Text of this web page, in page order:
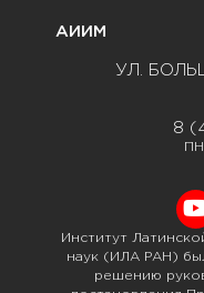
АИИМ
УЛ.
8
Институт
наук (ИЛА РАН)
решению